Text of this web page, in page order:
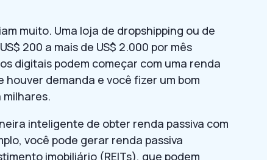
muito. Uma loja de dropshipping ou de
200 a mais de US$ 2.000 por mês
digitais podem começar com uma renda
houver demanda e você fizer um bom
inteligente de obter renda passiva com
você pode gerar renda passiva
imobiliário (REITs), que podem